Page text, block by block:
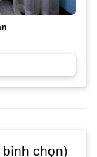
bình chọn)